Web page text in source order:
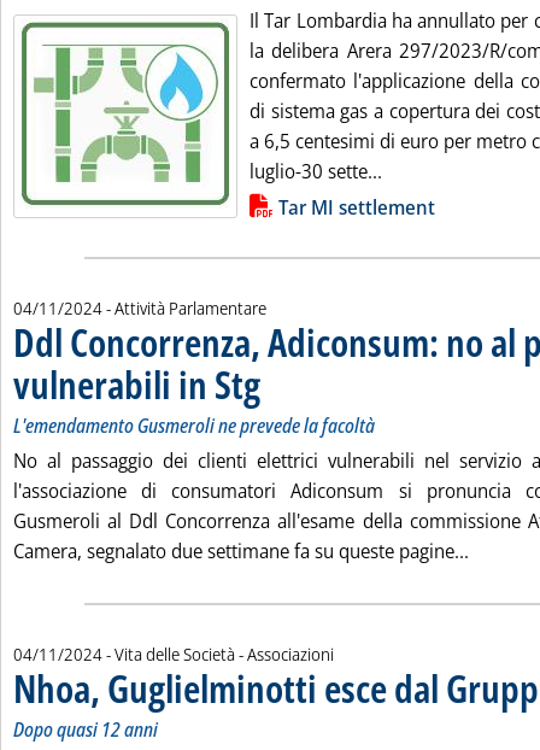
Il Tar Lombardia ha annullato per
la delibera Arera 297/2023/R/
confermato l'applicazione della
di sistema gas a copertura dei
a 6,5 centesimi di euro per metro
luglio-30 sette...
Lista allegati PDF alla notiziaTar MI settlement
04/11/2024- Attività Parlamentare
Ddl Concorrenza, Adiconsum: no al
vulnerabili in Stg. Sottotitolo: L'emendamento Gusmeroli ne
. Pubblicata lunedì 04 novembre 2024 alle
L'emendamento Gusmeroli ne prevede la facoltà
No al passaggio dei clienti elettrici vulnerabili nel servizio
l'associazione di consumatori Adiconsum si pronuncia
Gusmeroli al Ddl Concorrenza all'esame della commissione
Camera, segnalato due settimane fa su queste pagine...
04/11/2024- Vita delle Società - Associazioni
Nhoa, Guglielminotti esce dal
Dopo quasi 12 anni